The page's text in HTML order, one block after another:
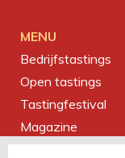
MENU
Bedrijfstastings
Open tastings
Tastingfestival
Magazine
Over ons